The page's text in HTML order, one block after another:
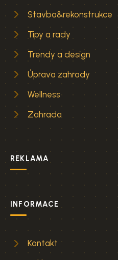
Stavba&rekonstrukce
Tipy a rady
Trendy a design
Úprava zahrady
Wellness
Zahrada
REKLAMA
INFORMACE
Kontakt